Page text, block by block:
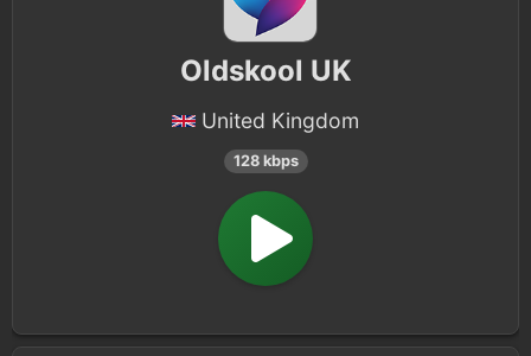
Oldskool UK
United Kingdom
128 kbps